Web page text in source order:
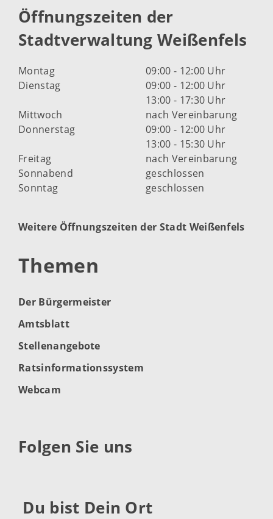
Öffnungszeiten der
Stadtverwaltung Weißenfels
Montag
09:00 - 12:00 Uhr
Dienstag
09:00 - 12:00 Uhr
13:00 - 17:30 Uhr
Mittwoch
nach Vereinbarung
Donnerstag
09:00 - 12:00 Uhr
13:00 - 15:30 Uhr
Freitag
nach Vereinbarung
Sonnabend
geschlossen
Sonntag
geschlossen
Weitere Öffnungszeiten der Stadt Weißenfels
Themen
Der Bürgermeister
Amtsblatt
Stellenangebote
Ratsinformationssystem
Webcam
Folgen Sie uns
Du bist Dein Ort